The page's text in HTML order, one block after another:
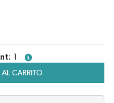
more info
CARRITO